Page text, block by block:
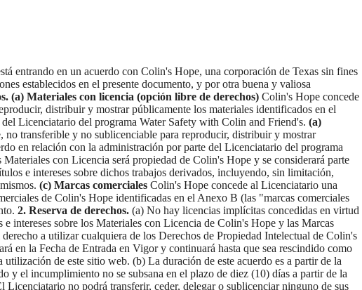
entrando en un acuerdo con Colin's Hope, una corporación de Texas sin fines
establecidos en el presente documento, y por otra buena y valiosa
(a) Materiales con licencia (opción libre de derechos) Colin's Hope concede
distribuir y mostrar públicamente los materiales identificados en el
Licenciatario del programa Water Safety with Colin and Friend's. (a)
transferible y no sublicenciable para reproducir, distribuir y mostrar
en relación con la administración por parte del Licenciatario del programa
con Licencia será propiedad de Colin's Hope y se considerará parte
e intereses sobre dichos trabajos derivados, incluyendo, sin limitación,
(c) Marcas comerciales Colin's Hope concede al Licenciatario una
de Colin's Hope identificadas en el Anexo B (las "marcas comerciales
2. Reserva de derechos. (a) No hay licencias implícitas concedidas en virtud
intereses sobre los Materiales con Licencia de Colin's Hope y las Marcas
a utilizar cualquiera de los Derechos de Propiedad Intelectual de Colin's
en la Fecha de Entrada en Vigor y continuará hasta que sea rescindido como
de este sitio web. (b) La duración de este acuerdo es a partir de la
y el incumplimiento no se subsana en el plazo de diez (10) días a partir de la
Licenciatario no podrá transferir, ceder, delegar o sublicenciar ninguno de sus